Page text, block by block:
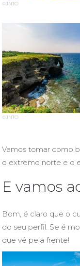
©JNTO
©JNTO
Vamos tomar como
o extremo norte e o
E vamos
Bom, é claro que o
do seu perfil. Se é
que vê pela frente!